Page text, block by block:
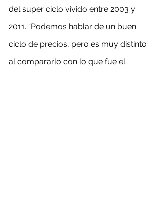
del super ciclo vivido entre 2003 y
2011. “Podemos hablar de un buen
ciclo de precios, pero es muy distinto
al compararlo con lo que fue el